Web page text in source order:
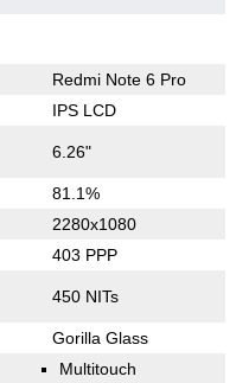
Redmi Note 6 Pro
IPS LCD
6.26"
81.1%
2280x1080
403 PPP
450 NITs
Gorilla Glass
Multitouch